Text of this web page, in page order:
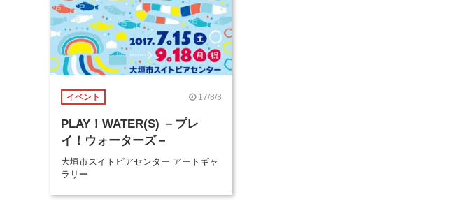
イベント 17/8/8
PLAY！WATER(S) －プレ
イ！ウォーターズ－
大垣市スイトピアセンター アートギャ
ラリー